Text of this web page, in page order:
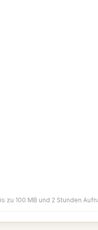
100 MB und 2 Stunden